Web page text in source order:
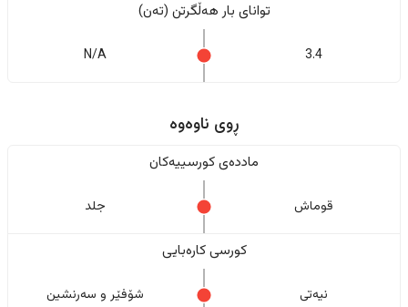
تواناى بار هەڵگرتن (تەن)
3.4
N/A
ڕوی ناوەوە
ماددەی کورسییەکان
قوماش جلد
کورسی کارەبایی
نیەتی شۆفێر و سەرنشین